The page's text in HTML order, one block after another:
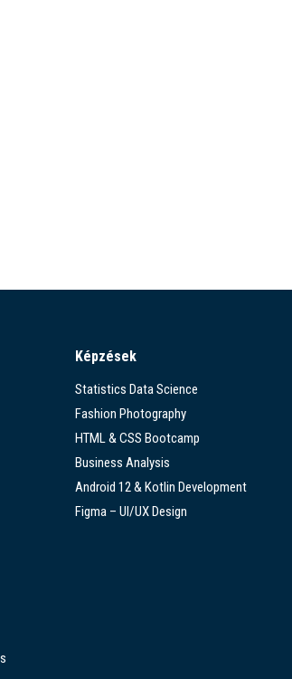
Képzések
Statistics Data Science
Fashion Photography
HTML & CSS Bootcamp
Business Analysis
Android 12 & Kotlin Development
Figma – UI/UX Design